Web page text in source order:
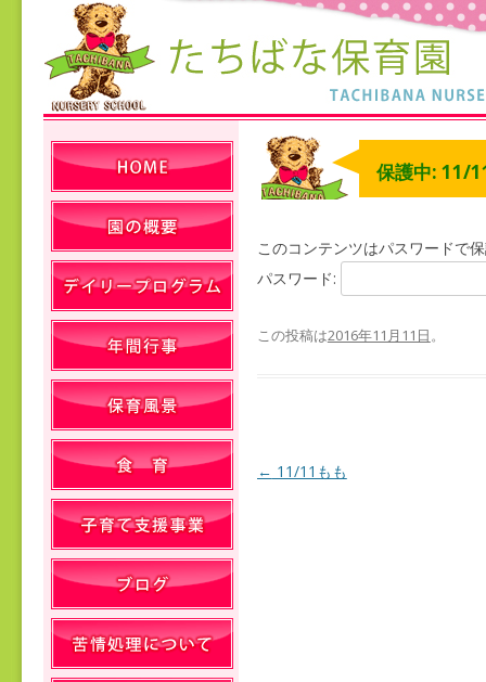
保護中: 11/
このコンテンツはパスワードで
パスワード:
この投稿は2016年11月11日。
投稿ナビゲーション
← 11/11もも